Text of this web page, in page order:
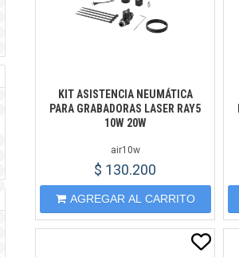
KIT ASISTENCIA NEUMÁTICA
PARA GRABADORAS LASER RAY5
10W 20W
air10w
$ 130.200
AGREGAR AL CARRITO